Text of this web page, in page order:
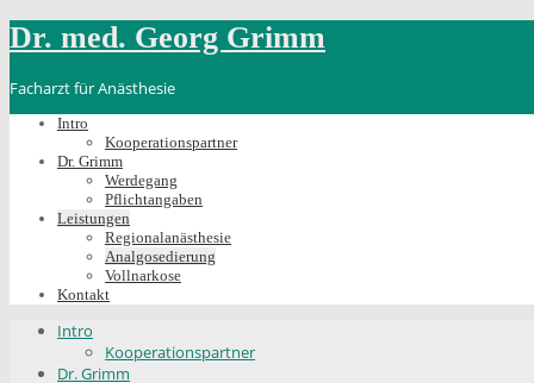
Dr. med. Georg Grimm
Facharzt für Anästhesie
Intro
Kooperationspartner
Dr. Grimm
Werdegang
Pflichtangaben
Leistungen
Regionalanästhesie
Analgosedierung
Vollnarkose
Kontakt
Intro
Kooperationspartner
Dr. Grimm